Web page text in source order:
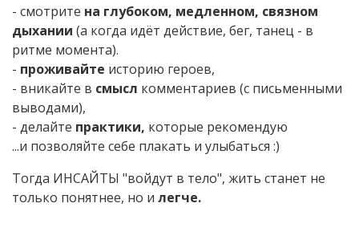
- смотрите на глубоком, медленном, связном
дыхании (а когда идёт действие, бег, танец - в
ритме момента).
- проживайте историю героев,
- вникайте в смысл комментариев (с письменными
выводами),
- делайте практики, которые рекомендую
...и позволяйте себе плакать и улыбаться :)
Тогда ИНСАЙТЫ "войдут в тело", жить станет не
только понятнее, но и легче.